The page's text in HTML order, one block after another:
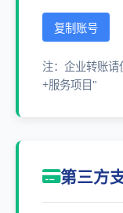
复制账号
注：企业转账
+服务项目"
第三方